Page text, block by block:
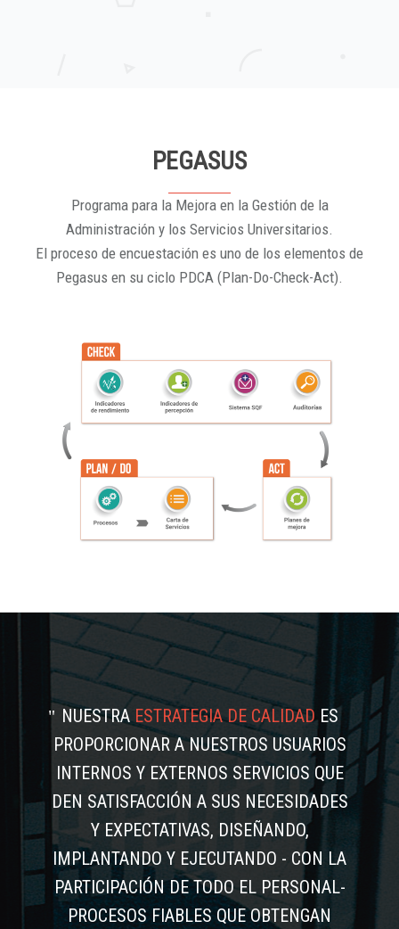
PEGASUS
Programa para la Mejora en la Gestión de la
Administración y los Servicios Universitarios.
El proceso de encuestación es uno de los elementos de
Pegasus en su ciclo PDCA (Plan-Do-Check-Act).
NUESTRAESTRATEGIA DE CALIDADES
PROPORCIONAR A NUESTROS USUARIOS
INTERNOS Y EXTERNOS SERVICIOS QUE
DEN SATISFACCIÓN A SUS NECESIDADES
Y EXPECTATIVAS, DISEÑANDO,
IMPLANTANDO Y EJECUTANDO - CON LA
PARTICIPACIÓN DE TODO EL PERSONAL-
PROCESOS FIABLES QUE OBTENGAN